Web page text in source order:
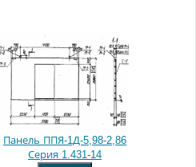
Панель ППЯ-1Д-5,98-2,86
Серия 1.431-14